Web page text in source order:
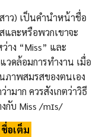
าว) เป็นคำนำหน้าชื่อ
ละหรือพวกเขาจะ
าง “Miss” และ
วดล้อมการทำงาน เมื่อ
ภาพสมรสของตนเอง
มาก ควรสังเกตว่าวิธี
กับ Miss /mɪs/
อเต็ม